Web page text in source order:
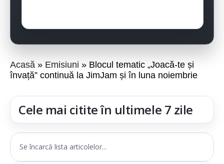
Acasă Emisiuni
Blocul tematic „Joacă-te și
învață” continuă la JimJam și în luna noiembrie
Cele mai citite în ultimele 7 zile
Se încarcă lista articolelor...